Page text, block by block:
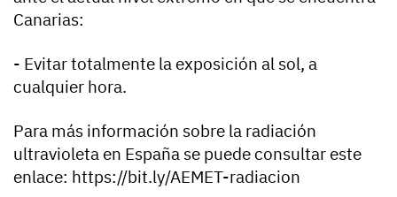
Canarias:
- Evitar totalmente la exposición al sol, a
cualquier hora.
Para más información sobre la radiación
ultravioleta en España se puede consultar este
enlace: https://bit.ly/AEMET-radiacion